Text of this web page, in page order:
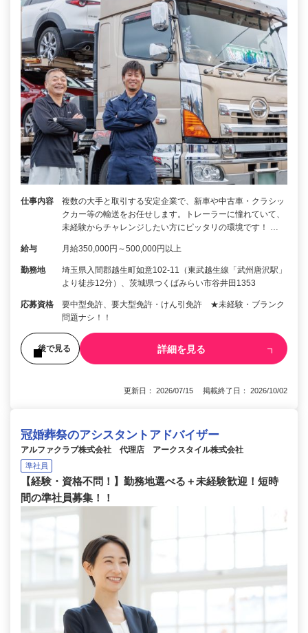
仕事内容
複数の大手と取引する安定企業で、新車や中古車・クラシッ
クカー等の輸送をお任せします。トレーラーに憧れていて、
未経験からチャレンジしたい方にピッタリの環境です！ …
給与 月給350,000円～500,000円以上
勤務地
埼玉県入間郡越生町如意102-11（東武越生線「武州唐沢駅」
より徒歩12分）、茨城県つくばみらい市谷井田1353
応募資格
要中型免許、要大型免許・けん引免許 ★未経験・ブランク
問題ナシ！！
後で見る 詳細を見る
更新日： 2026/07/15 掲載終了日： 2026/10/02
冠婚葬祭のアシスタントアドバイザー
アルファクラブ株式会社 代理店 アークスタイル株式会社
準社員
【経験・資格不問！】勤務地選べる＋未経験歓迎！短時
間の準社員募集！！